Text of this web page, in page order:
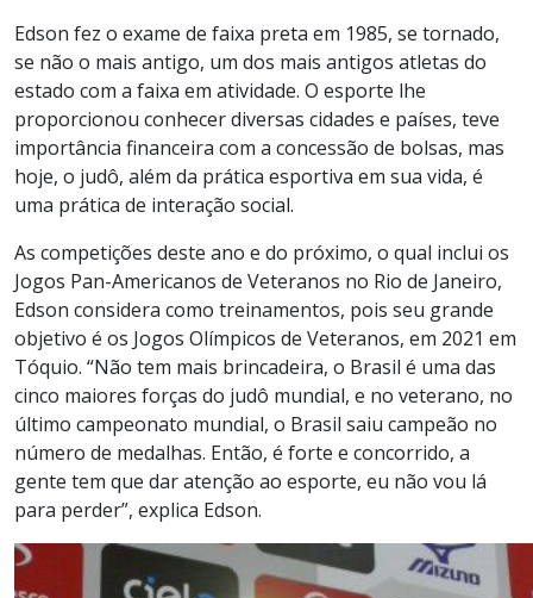
Edson fez o exame de faixa preta em 1985, se tornado,
se não o mais antigo, um dos mais antigos atletas do
estado com a faixa em atividade. O esporte lhe
proporcionou conhecer diversas cidades e países, teve
importância financeira com a concessão de bolsas, mas
hoje, o judô, além da prática esportiva em sua vida, é
uma prática de interação social.
As competições deste ano e do próximo, o qual inclui os
Jogos Pan-Americanos de Veteranos no Rio de Janeiro,
Edson considera como treinamentos, pois seu grande
objetivo é os Jogos Olímpicos de Veteranos, em 2021 em
Tóquio. “Não tem mais brincadeira, o Brasil é uma das
cinco maiores forças do judô mundial, e no veterano, no
último campeonato mundial, o Brasil saiu campeão no
número de medalhas. Então, é forte e concorrido, a
gente tem que dar atenção ao esporte, eu não vou lá
para perder”, explica Edson.